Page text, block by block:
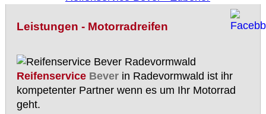
Leistungen - Motorradreifen
Reifenservice Beverin Radevormwald ist ihr
kompetenter Partner wenn es um Ihr Motorrad
geht.